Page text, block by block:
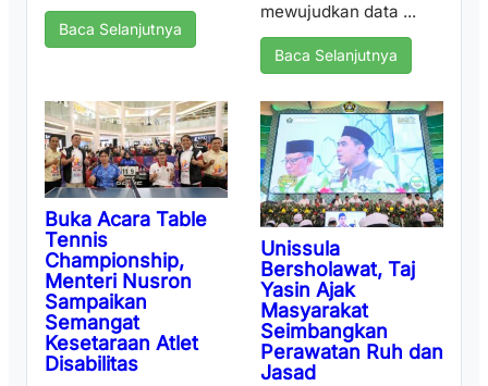
Baca Selanjutnya
mewujudkan data ...
Baca Selanjutnya
Buka Acara Table
Tennis
Championship,
Menteri Nusron
Sampaikan
Semangat
Kesetaraan Atlet
Disabilitas
Unissula
Bersholawat, Taj
Yasin Ajak
Masyarakat
Seimbangkan
Perawatan Ruh dan
Jasad